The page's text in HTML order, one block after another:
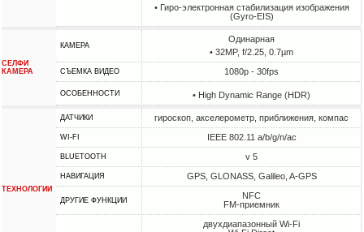
• Гиро-электронная стабилизация изображения
(Gyro-EIS)
СЕЛФИ
КАМЕРА
КАМЕРА
Одинарная
• 32MP, f/2.25, 0.7µm
СЪЕМКА ВИДЕО 1080p - 30fps
ОСОБЕННОСТИ • High Dynamic Range (HDR)
ТЕХНОЛОГИИ
ДАТЧИКИ гироскоп, акселерометр, приближения, компас
WI-FI IEEE 802.11 a/b/g/n/ac
BLUETOOTH v 5
НАВИГАЦИЯ GPS, GLONASS, Galileo, A-GPS
ДРУГИЕ ФУНКЦИИ
NFC
FM-приемник
двухдиапазонный Wi-Fi